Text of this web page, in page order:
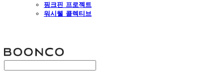
핑크핀 프로젝트
워시웰 콜렉티브